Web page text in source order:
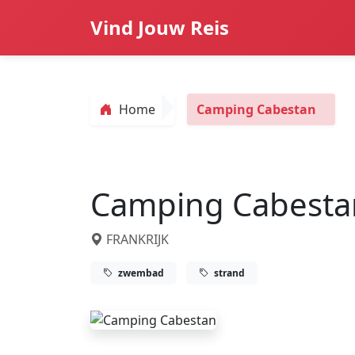
Vind Jouw Reis
Home Camping Cabestan
Camping
FRANKRIJK
zwembad strand